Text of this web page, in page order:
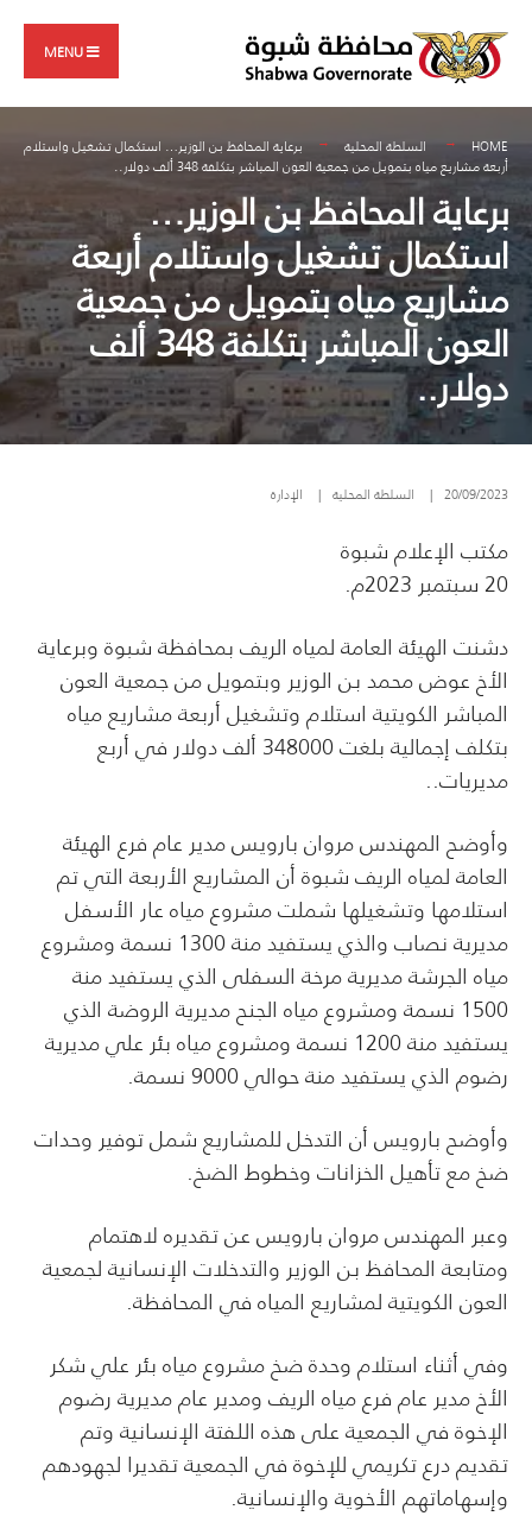
content
MENU
HOME السلطة المحلية
برعاية المحافظ بن الوزير… استكمال تشغيل واستلام
أربعة مشاريع مياه بتمويل من جمعية العون المباشر بتكلفة 348 ألف دولار..
برعاية المحافظ بن الوزير…
استكمال تشغيل واستلام أربعة
مشاريع مياه بتمويل من جمعية
العون المباشر بتكلفة 348 ألف
دولار..
20/09/2023
| السلطة المحلية | الإدارة
مكتب الإعلام شبوة
20 سبتمبر 2023م.
دشنت الهيئة العامة لمياه الريف بمحافظة شبوة وبرعاية
الأخ عوض محمد بن الوزير وبتمويل من جمعية العون
المباشر الكويتية استلام وتشغيل أربعة مشاريع مياه
بتكلف إجمالية بلغت 348000 ألف دولار في أربع
مديريات..
وأوضح المهندس مروان بارويس مدير عام فرع الهيئة
العامة لمياه الريف شبوة أن المشاريع الأربعة التي تم
استلامها وتشغيلها شملت مشروع مياه عار الأسفل
مديرية نصاب والذي يستفيد منة 1300 نسمة ومشروع
مياه الجرشة مديرية مرخة السفلى الذي يستفيد منة
1500 نسمة ومشروع مياه الجنح مديرية الروضة الذي
يستفيد منة 1200 نسمة ومشروع مياه بئر علي مديرية
رضوم الذي يستفيد منة حوالي 9000 نسمة.
وأوضح بارويس أن التدخل للمشاريع شمل توفير وحدات
ضخ مع تأهيل الخزانات وخطوط الضخ.
وعبر المهندس مروان بارويس عن تقديره لاهتمام
ومتابعة المحافظ بن الوزير والتدخلات الإنسانية لجمعية
العون الكويتية لمشاريع المياه في المحافظة.
وفي أثناء استلام وحدة ضخ مشروع مياه بئر علي شكر
الأخ مدير عام فرع مياه الريف ومدير عام مديرية رضوم
الإخوة في الجمعية على هذه اللفتة الإنسانية وتم
تقديم درع تكريمي للإخوة في الجمعية تقديرا لجهودهم
وإسهاماتهم الأخوية والإنسانية.
for: